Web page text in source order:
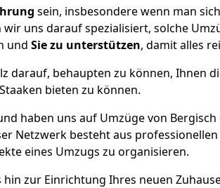
sein, insbesondere wenn man
uns darauf spezialisiert, solche
und Sie zu unterstützen, damit alles
darauf, behaupten zu können, Ihnen
bieten zu können.
haben uns auf Umzüge von
Netzwerk besteht aus
eines Umzugs zu organisieren.
zur Einrichtung Ihres neuen